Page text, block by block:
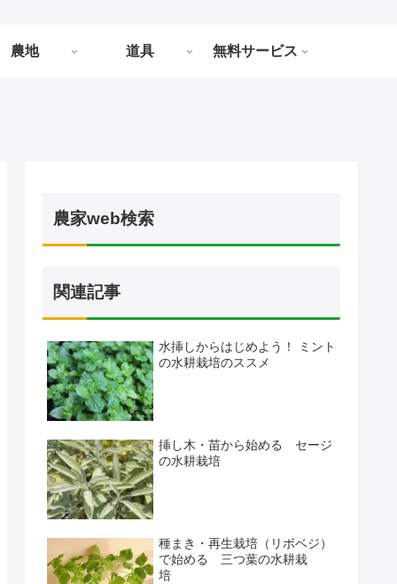
農地 道具 無料サービス
農家web検索
関連記事
水挿しからはじめよう！ ミント
の水耕栽培のススメ
挿し木・苗から始める セージ
の水耕栽培
種まき・再生栽培（リボベジ）
で始める 三つ葉の水耕栽
培